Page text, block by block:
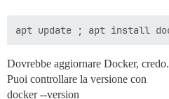
Dovrebbe aggiornare Docker, credo.
Puoi controllare la versione con
docker --version